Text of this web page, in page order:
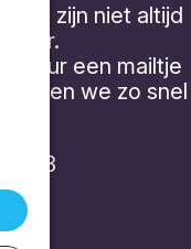
en zijn niet altijd
stuur een mailtje
we zo snel
788